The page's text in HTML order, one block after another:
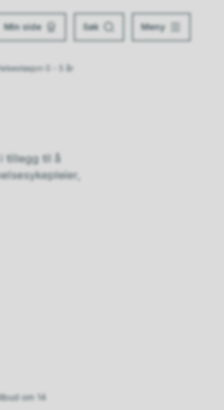
Min side Søk Meny
0 - 5 år
tillegg til å
om 14